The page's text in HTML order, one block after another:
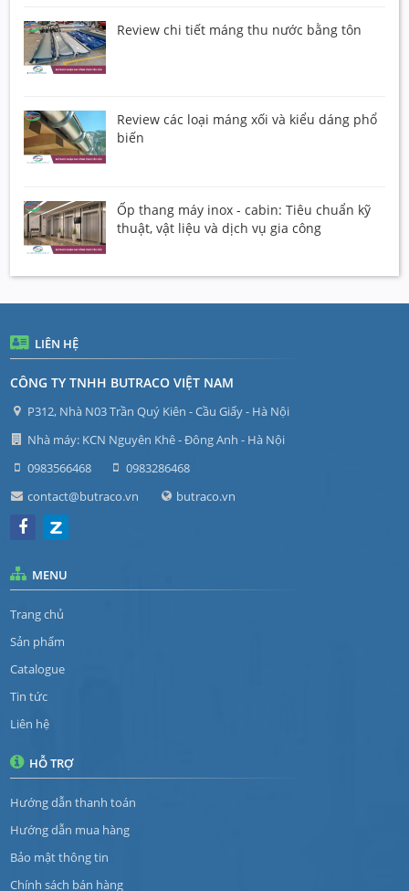
Review chi tiết máng thu nước bằng tôn
Review các loại máng xối và kiểu dáng phổ
biến
Ốp thang máy inox - cabin: Tiêu chuẩn kỹ
thuật, vật liệu và dịch vụ gia công
LIÊN HỆ
CÔNG TY TNHH BUTRACO VIỆT NAM
P312, Nhà N03 Trần Quý Kiên - Cầu Giấy - Hà Nội
Nhà máy: KCN Nguyên Khê - Đông Anh - Hà Nội
0983566468
0983286468
contact@butraco.vn
butraco.vn
MENU
Trang chủ
Sản phẩm
Catalogue
Tin tức
Liên hệ
HỖ TRỢ
Hướng dẫn thanh toán
Hướng dẫn mua hàng
Bảo mật thông tin
Chính sách bán hàng